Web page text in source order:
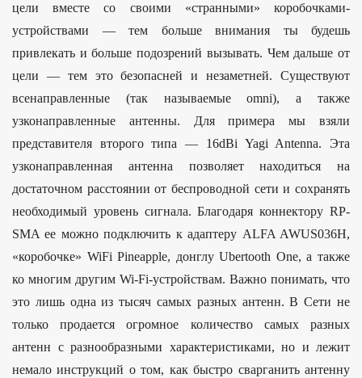
цели вместе со своими «странными» коробочками-
устройствами — тем больше внимания ты будешь
привлекать и больше подозрений вызывать. Чем дальше от
цели — тем это безопасней и незаметней. Существуют
всенаправленные (так называемые omni), а также
узконаправленные антенны. Для примера мы взяли
представителя второго типа — 16dBi Yagi Antenna. Эта
узконаправленная антенна позволяет находиться на
достаточном расстоянии от беспроводной сети и сохранять
необходимый уровень сигнала. Благодаря коннектору RP-
SMA ее можно подключить к адаптеру ALFA AWUS036H,
«коробочке» WiFi Pineapple, донглу Ubertooth One, а также
ко многим другим Wi-Fi-устройствам. Важно понимать, что
это лишь одна из тысяч самых разных антенн. В Сети не
только продается огромное количество самых разных
антенн с разнообразными характеристиками, но и лежит
немало инструкций о том, как быстро сварганить антенну